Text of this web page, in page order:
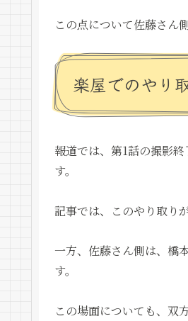
この点について佐藤さん
楽屋でのやり
報道では、第1話の撮影
す。
記事では、このやり取り
一方、佐藤さん側は、橋
す。
この場面についても、双